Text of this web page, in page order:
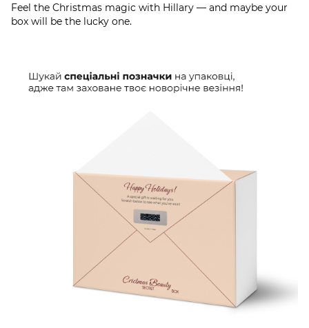
Feel the Christmas magic with Hillary — and maybe your
box will be the lucky one.